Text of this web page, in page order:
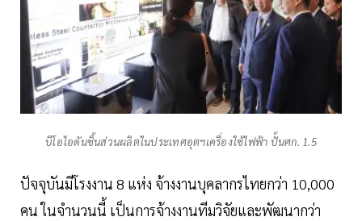
บีโอไอดันชิ้นส่วนผลิตในประเทศอุตฯเครื่องใช้ไฟฟ้า ปั้นศก. 1.5
ปัจจุบันมีโรงงาน 8 แห่ง จ้างงานบุคลากรไทยกว่า 10,000
คน ในจำนวนนี้ เป็นการจ้างงานทีมวิจัยและพัฒนากว่า